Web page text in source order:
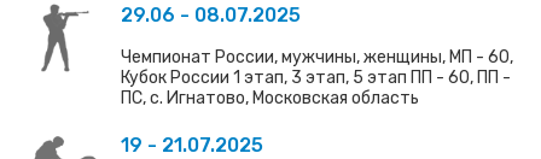
29.06 - 08.07.2025
Чемпионат России, мужчины, женщины, МП - 60,
Кубок России 1 этап, 3 этап, 5 этап ПП - 60, ПП -
ПС, с. Игнатово, Московская область
19 - 21.07.2025